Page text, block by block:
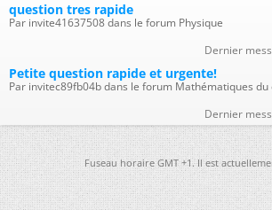
question tres rapide
Par invite41637508 dans le forum Physique
Dernier
Petite question rapide et urgente!
Par invitec89fb04b dans le forum Mathématiques du
Dernier
Fuseau horaire GMT +1. Il est